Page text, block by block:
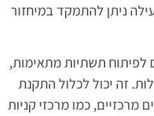
ניתן להתמקד במיחזור
תשתיות מתאימות,
זה יכול לכלול התקנת
מרכזיים, כמו מרכזי קניות